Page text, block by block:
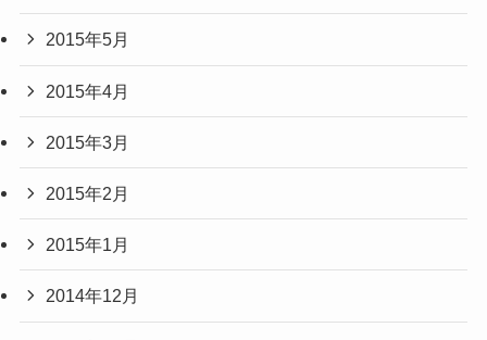
2015年5月
2015年4月
2015年3月
2015年2月
2015年1月
2014年12月